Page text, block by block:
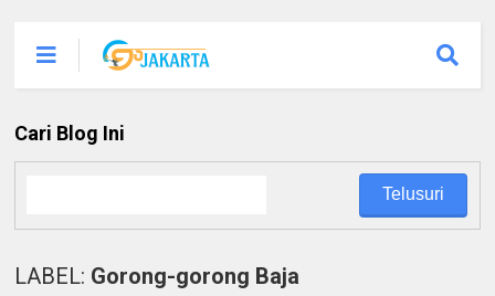
Cari Blog Ini
LABEL: Gorong-gorong Baja